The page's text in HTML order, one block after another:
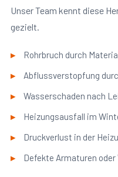
Unser Team kennt diese
gezielt.
Rohrbruch durch
Abflussverstopfung
Wasserschaden nach
Heizungsausfall im
Druckverlust in der
Defekte Armaturen oder